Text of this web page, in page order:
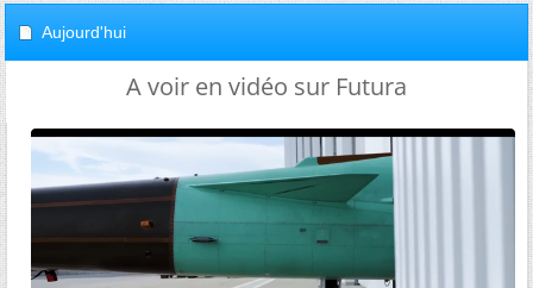
Aujourd'hui
A voir en vidéo sur Futura